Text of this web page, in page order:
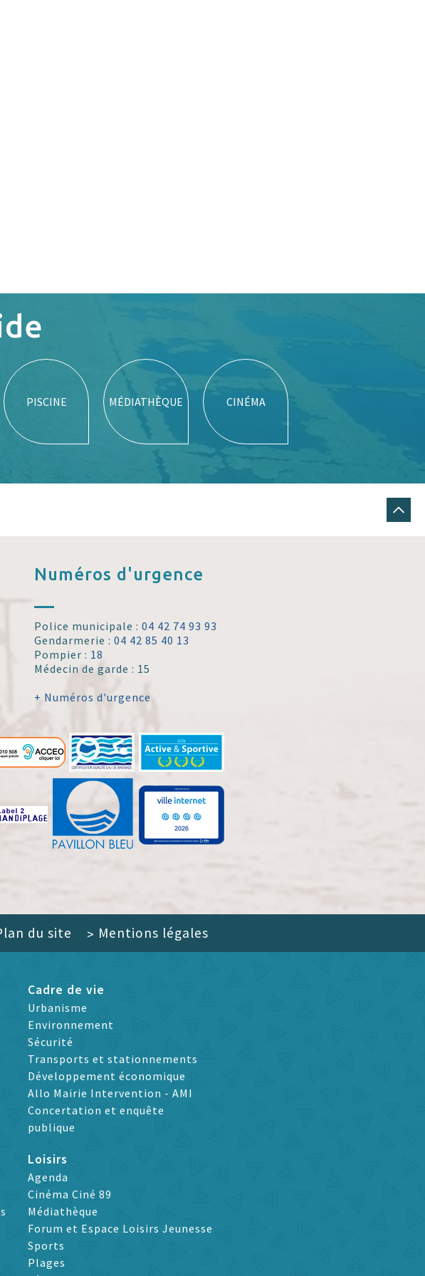
PISCINE MÉDIATHÈQUE CINÉMA
Numéros d'urgence
Police municipale :04 42 74 93 93
Gendarmerie :04 42 85 40 13
Pompier : 18
Médecin de garde : 15
+ Numéros d'urgence
du site > Mentions légales
Cadre de vie
Urbanisme
Environnement
Sécurité
Transports et stationnements
Développement économique
Allo Mairie Intervention - AMI
Concertation et enquête
publique
Loisirs
Agenda
Cinéma Ciné 89
Médiathèque
Forum et Espace Loisirs Jeunesse
Sports
Plages